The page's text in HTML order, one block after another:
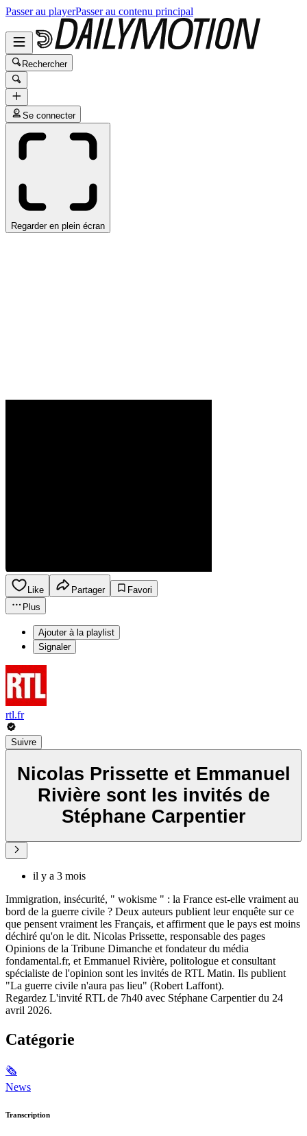
Passer au playerPasser au contenu principal
Rechercher
Se connecter
Regarder en plein écran
Like Partager
Favori
Plus
Ajouter à la playlist
Signaler
rtl.fr
Suivre
Nicolas Prissette et Emmanuel
Rivière sont les invités de
Stéphane Carpentier
il y a 3 mois
Immigration, insécurité, " wokisme " : la France est-elle vraiment au
bord de la guerre civile ? Deux auteurs publient leur enquête sur ce
que pensent vraiment les Français, et affirment que le pays est moins
déchiré qu'on le dit. Nicolas Prissette, responsable des pages
Opinions de la Tribune Dimanche et fondateur du média
fondamental.fr, et Emmanuel Rivière, politologue et consultant
spécialiste de l'opinion sont les invités de RTL Matin. Ils publient
"La guerre civile n'aura pas lieu" (Robert Laffont).
Regardez L'invité RTL de 7h40 avec Stéphane Carpentier du 24
avril 2026.
Catégorie
🗞
News
Transcription